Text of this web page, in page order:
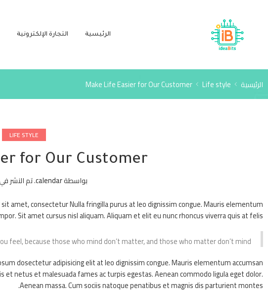
الرئيسية التجارة الإلكترونية
الرئيسية Life style
Make Life Easier for Our Customer
LIFE STYLE
for Our Customer
بواسطةcalendar
.تم النشر في
amet, consectetur Nulla fringilla purus at leo dignissim congue. Mauris elementum
Sit amet cursus nisl aliquam. Aliquam et elit eu nunc rhoncus viverra quis at felis.
feel, because those who mind don’t matter, and those who matter don’t mind.
dosectetur adipisicing elit at leo dignissim congue. Mauris elementum accumsan
netus et malesuada fames ac turpis egestas. Aenean commodo ligula eget dolor.
Aenean massa. Cum sociis natoque penatibus et magnis dis parturient montes.